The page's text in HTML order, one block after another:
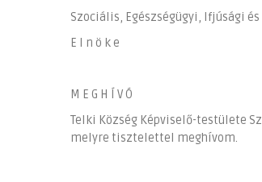
Szociális, Egészségügyi, Ifjúsági
E l n ö k e
M E G H Í V Ó
Telki Község Képviselő-testülete
melyre tisztelettel meghívom.